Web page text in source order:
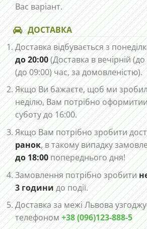
Вас варіант.
ДОСТАВКА
Доставка відбувається з
до 20:00(Доставка в вечірній
(до 09:00) час, за домовленістю).
Якщо Ви бажаєте, щоб ми
неділю, Вам потрібно
суботу до 16:00.
Якщо Вам потрібно зробити
ранок, в такому випадку
до 18:00попереднього дня!
Замовлення потрібно зробити
3 годинидо події.
Доставка за межі Львова
телефоном+38 (096)123-888-5